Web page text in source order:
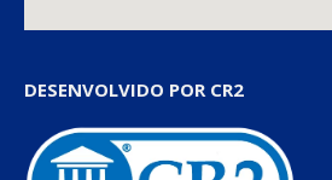
DESENVOLVIDO POR CR2